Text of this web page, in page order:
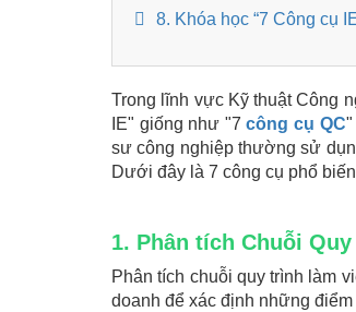
8. Khóa học “7 Công cụ
Trong lĩnh vực Kỹ thuật Công
IE" giống như "7 công cụ QC"
sư công nghiệp thường sử
Dưới đây là 7 công cụ phổ
1. Phân tích Chuỗi
Phân tích chuỗi quy trình làm
doanh để xác định những